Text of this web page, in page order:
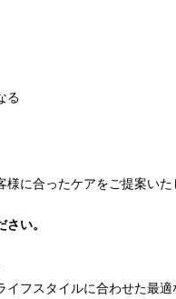
る
に合ったケアをご提案いた
い。
フスタイルに合わせた最